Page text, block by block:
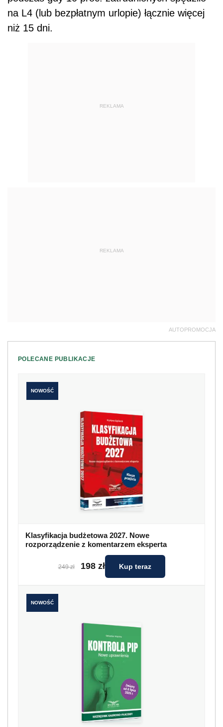
na L4 (lub bezpłatnym urlopie) łącznie więcej
niż 15 dni.
REKLAMA
REKLAMA
AUTOPROMOCJA
POLECANE PUBLIKACJE
NOWOŚĆ
Klasyfikacja budżetowa 2027. Nowe
rozporządzenie z komentarzem eksperta
249 zł 198 zł Kup teraz
NOWOŚĆ